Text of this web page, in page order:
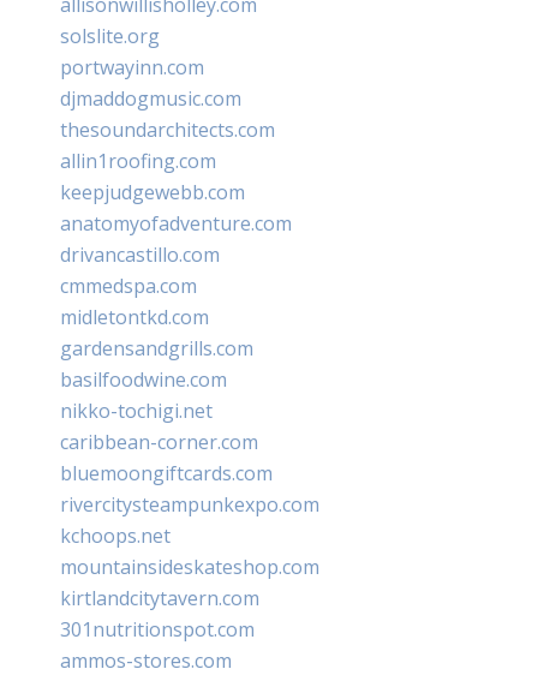
solslite.org
portwayinn.com
djmaddogmusic.com
thesoundarchitects.com
allin1roofing.com
keepjudgewebb.com
anatomyofadventure.com
drivancastillo.com
cmmedspa.com
midletontkd.com
gardensandgrills.com
basilfoodwine.com
nikko-tochigi.net
caribbean-corner.com
bluemoongiftcards.com
rivercitysteampunkexpo.com
kchoops.net
mountainsideskateshop.com
kirtlandcitytavern.com
301nutritionspot.com
ammos-stores.com